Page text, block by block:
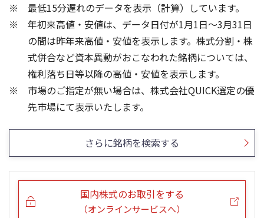
25/12
25/10
25/08
25/06
25/04
1,000
1,500
0
1,000
1,500
1,000
1,500
最低15分遅れのデータを表示（計算）しています。
年初来高値・安値は、データ日付が1月1日～3月31日
の間は昨年来高値・安値を表示します。株式分割・株
式併合など資本異動がおこなわれた銘柄については、
権利落ち日等以降の高値・安値を表示します。
市場のご指定が無い場合は、株式会社QUICK選定の優
先市場にて表示いたします。
さらに銘柄を検索する
国内株式のお取引をする
（オンラインサービスへ）